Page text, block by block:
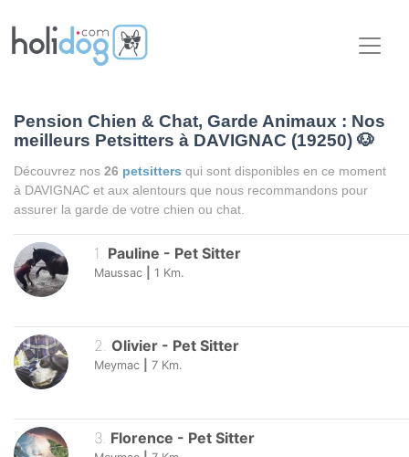
Pension Chien & Chat, Garde Animaux : Nos
meilleurs Petsitters à DAVIGNAC (19250) 🐶
Découvrez nos 26 petsitters qui sont disponibles en ce moment
à DAVIGNAC et aux alentours que nous recommandons pour
assurer la garde de votre chien ou chat.
1. Pauline - Pet Sitter
Maussac 1 Km.
2. Olivier - Pet Sitter
Meymac 7 Km.
3. Florence - Pet Sitter